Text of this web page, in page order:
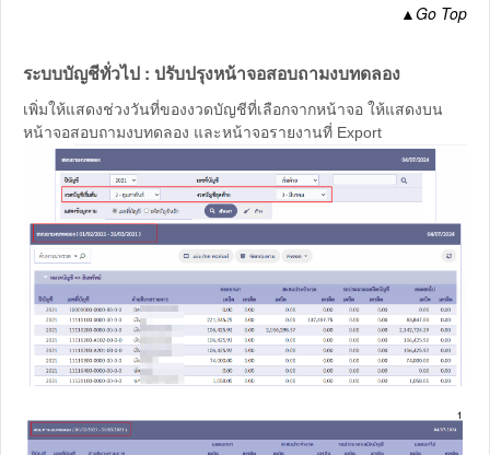
▲Go Top
ระบบบัญชีทั่วไป : ปรับปรุงหน้าจอสอบถามงบทดลอง
เพิ่มให้แสดงช่วงวันที่ของงวดบัญชีที่เลือกจากหน้าจอ ให้แสดงบน
หน้าจอสอบถามงบทดลอง และหน้าจอรายงานที่ Export